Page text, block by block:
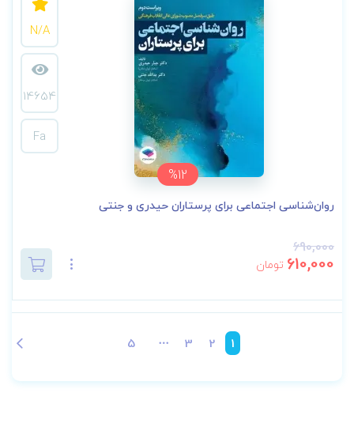
%12
N/A
14654
Fa
روان‌شناسی اجتماعی برای پرستاران حیدری و جنتی
690,000
610,000 تومان
1
2
3
5